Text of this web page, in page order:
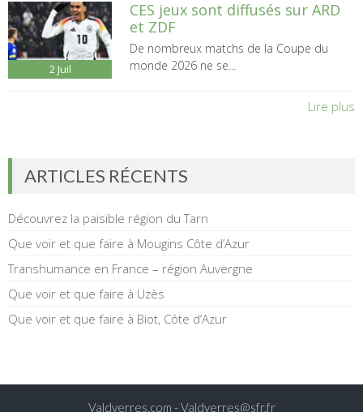
2 Juil
CES jeux sont diffusés sur ARD
et ZDF
De nombreux matchs de la Coupe du
monde 2026 ne se...
Lire plus
ARTICLES RÉCENTS
Découvrez la paisible région du Tarn
Que voir et que faire à Mougins Côte d’Azur
Transhumance en France – région Auvergne
Que voir et que faire à Uzès
Que voir et que faire à Biot, Côte d’Azur
Valdyerres.com -Valdyerres@sfr.fr